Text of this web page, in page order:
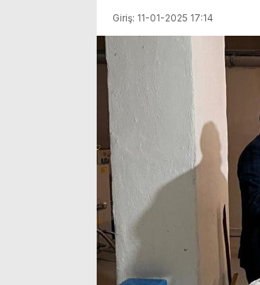
Giriş: 11-01-2025 17:14